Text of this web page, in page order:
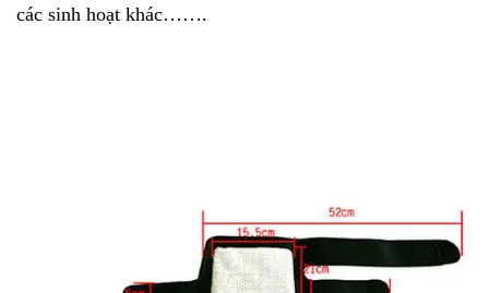
các sinh hoạt khác…….